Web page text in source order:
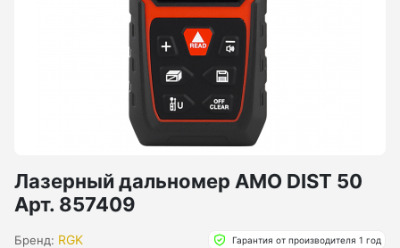
Лазерный дальномер AMO DIST 50
Арт. 857409
Бренд: RGK Гарантия от производителя 1 год
Генераторы
Аксессуары
Бензиновые генераторы серии A
Бензиновые генераторы серии Lite
Показать еще
Дальномеры